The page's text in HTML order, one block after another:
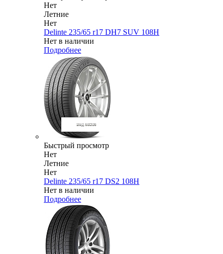
Нет
Летние
Нет
Delinte 235/65 r17 DH7 SUV 108H
Нет в наличии
Подробнее
Быстрый просмотр
Нет
Летние
Нет
Delinte 235/65 r17 DS2 108H
Нет в наличии
Подробнее